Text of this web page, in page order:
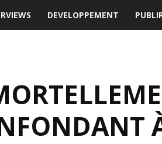
DEVELOPPEMENT